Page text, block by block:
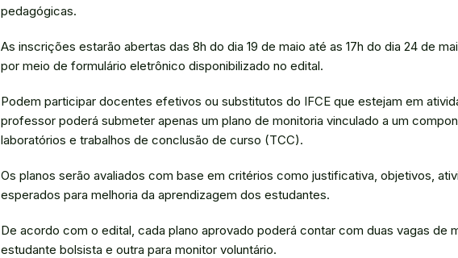
pedagógicas.
As inscrições estarão abertas das 8h do dia 19 de maio até as 17h do dia 24 de
por meio de formulário eletrônico disponibilizado no edital.
Podem participar docentes efetivos ou substitutos do IFCE que estejam em
professor poderá submeter apenas um plano de monitoria vinculado a um
laboratórios e trabalhos de conclusão de curso (TCC).
Os planos serão avaliados com base em critérios como justificativa, objetivos,
esperados para melhoria da aprendizagem dos estudantes.
De acordo com o edital, cada plano aprovado poderá contar com duas vagas de
estudante bolsista e outra para monitor voluntário.